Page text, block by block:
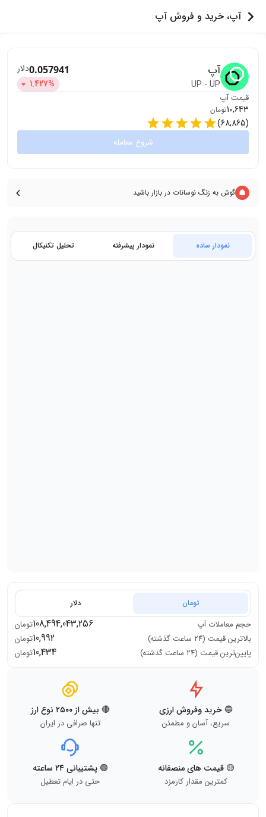
آپ، خرید و فروش آپ
آپ
UP - UP
0.057941دلار
1.427%
قیمت آپ
10,643تومان
(
68,865
)
شروع معامله
گوش به زنگ نوسانات در بازار باشید
نمودار ساده نمودار پیشرفته تحلیل تکنیکال
تومان دلار
حجم معاملات آپ 108,494,043,256تومان
بالاترین قیمت (۲۴ ساعت گذشته)
10,992تومان
پایین‌ترین قیمت (۲۴ ساعت گذشته)
10,434تومان
🔵 خرید وفروش ارزی
سریع، آسان و مطمئن
🔴 بیش از ۲۵۰۰ نوع ارز
تنها صرافی در ایران
🟡 قیمت های منصفانه
کمترین مقدار کارمزد
🟢 پشتیبانی ۲۴ ساعته
حتی در ایام تعطیل